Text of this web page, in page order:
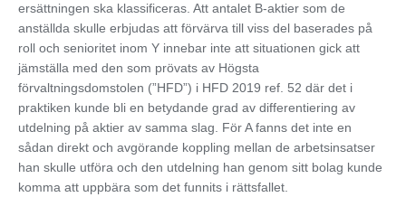
ersättningen ska klassificeras. Att antalet B-aktier som de
anställda skulle erbjudas att förvärva till viss del baserades på
roll och senioritet inom Y innebar inte att situationen gick att
jämställa med den som prövats av Högsta
förvaltningsdomstolen (”HFD”) i HFD 2019 ref. 52 där det i
praktiken kunde bli en betydande grad av differentiering av
utdelning på aktier av samma slag. För A fanns det inte en
sådan direkt och avgörande koppling mellan de arbetsinsatser
han skulle utföra och den utdelning han genom sitt bolag kunde
komma att uppbära som det funnits i rättsfallet.